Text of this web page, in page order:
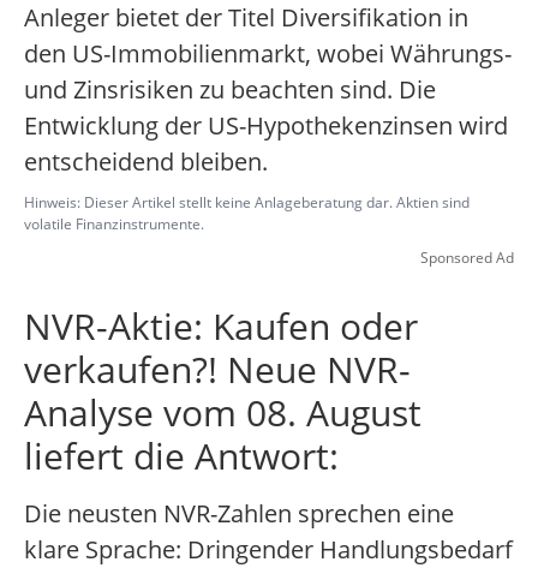
Anleger bietet der Titel Diversifikation in
den US-Immobilienmarkt, wobei Währungs-
und Zinsrisiken zu beachten sind. Die
Entwicklung der US-Hypothekenzinsen wird
entscheidend bleiben.
Hinweis: Dieser Artikel stellt keine Anlageberatung dar. Aktien sind
volatile Finanzinstrumente.
Sponsored Ad
NVR-Aktie: Kaufen oder
verkaufen?! Neue NVR-
Analyse vom 08. August
liefert die Antwort:
Die neusten NVR-Zahlen sprechen eine
klare Sprache: Dringender Handlungsbedarf